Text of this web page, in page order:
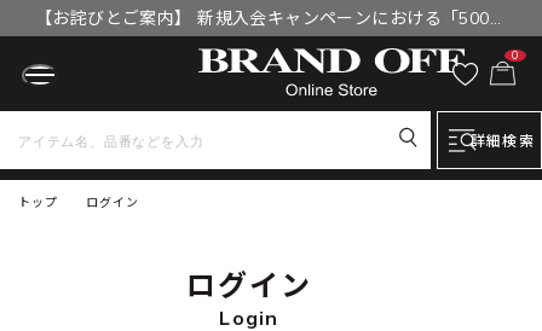
【お詫びとご案内】 新規入会キャンペーンにおける「500円
OFFクーポン」付与漏れと補填について
0
詳細検索
トップ ログイン
ログイン
Login